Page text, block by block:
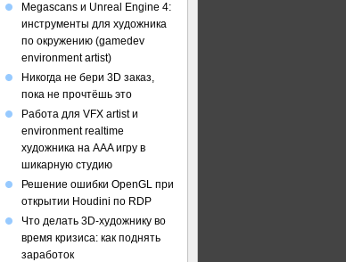
Megascans и Unreal Engine 4:
инструменты для художника
по окружению (gamedev
environment artist)
Никогда не бери 3D заказ,
пока не прочтёшь это
Работа для VFX artist и
environment realtime
художника на AAA игру в
шикарную студию
Решение ошибки OpenGL при
открытии Houdini по RDP
Что делать 3D-художнику во
время кризиса: как поднять
заработок